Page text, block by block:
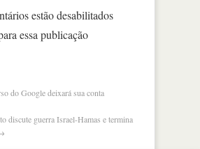
estão desabilitados
essa publicação
do Google deixará sua conta
discute guerra Israel-Hamas e termina